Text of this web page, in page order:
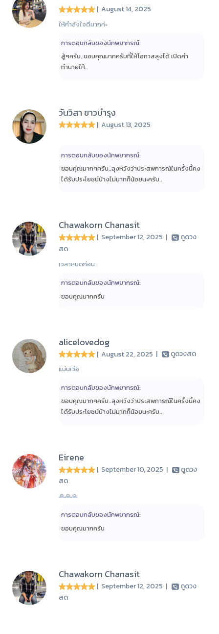
| August 14, 2025
ให้กำลังใจดีมากค่ะ
การตอบกลับของนักพยากรณ์:
สู้ๆครับ..ขอบคุณมากครับที่ให้โอกาสลุงได้ เปิดคำ
ทำนายให้..
วันวิสา ขาวบำรุง
| August 13, 2025
การตอบกลับของนักพยากรณ์:
ขอบคุณมากๆครับ..ลุงหวังว่าประสพการณ์ในครั้งนี้คง
ได้รับประโยชน์บ้างไม่มากก็น้อยนะครับ..
Chawakorn Chanasit
| September 12, 2025 |
ดูดวง
สด
เวลาหมดก่อน
การตอบกลับของนักพยากรณ์:
ขอบคุณมากครับ
alicelovedog
| August 22, 2025 | ดูดวงสด
แม่นเว่อ
การตอบกลับของนักพยากรณ์:
ขอบคุณมากๆครับ..ลุงหวังว่าประสพการณ์ในครั้งนี้คง
ได้รับประโยชน์บ้างไม่มากก็น้อยนะครับ..
Eirene
| September 10, 2025 |
ดูดวง
สด
🙏🙏🙏
การตอบกลับของนักพยากรณ์:
ขอบคุณมากครับ
Chawakorn Chanasit
| September 12, 2025 |
ดูดวง
สด